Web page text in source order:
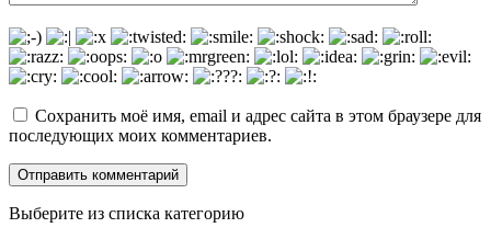
Сохранить моё имя, email и адрес сайта в этом браузере для
последующих моих комментариев.
Выберите из списка категорию